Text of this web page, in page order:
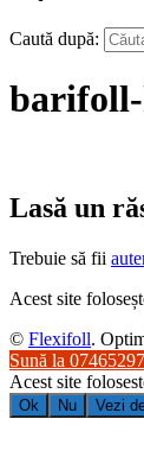
Caută după:
Lasă un
Trebuie să fii
Acest site
© Flexifoll.
Sună la
Acest site
Ok Nu Vezi